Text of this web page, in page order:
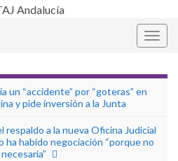
un “accidente” por “goteras” en
y pide inversión a la Junta
respaldo a la nueva Oficina Judicial
ha habido negociación “porque no